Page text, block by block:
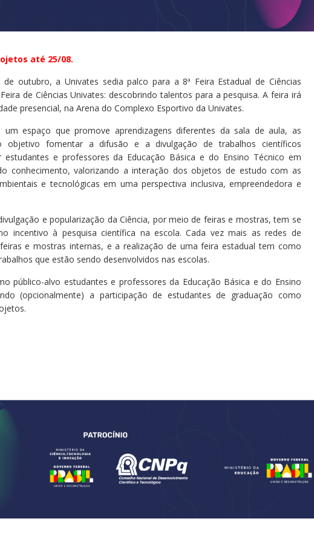
até 25/08.
outubro, a Univates sedia palco para a 8ª Feira Estadual de Ciências
de Ciências Univates: descobrindo talentos para a pesquisa. A feira irá
presencial, na Arena do Complexo Esportivo da Univates.
um espaço que promove aprendizagens diferentes da sala de aula, as
objetivo fomentar a difusão e a divulgação de trabalhos científicos
estudantes e professores da Educação Básica e do Ensino Técnico em
conhecimento, valorizando a interação dos objetos de estudo com as
e tecnológicas em uma perspectiva inclusiva, empreendedora e
e popularização da Ciência, por meio de feiras e mostras, tem se
incentivo à pesquisa científica na escola. Cada vez mais as redes de
e mostras internas, e a realização de uma feira estadual tem como
que estão sendo desenvolvidos nas escolas.
público-alvo estudantes e professores da Educação Básica e do Ensino
(opcionalmente) a participação de estudantes de graduação como